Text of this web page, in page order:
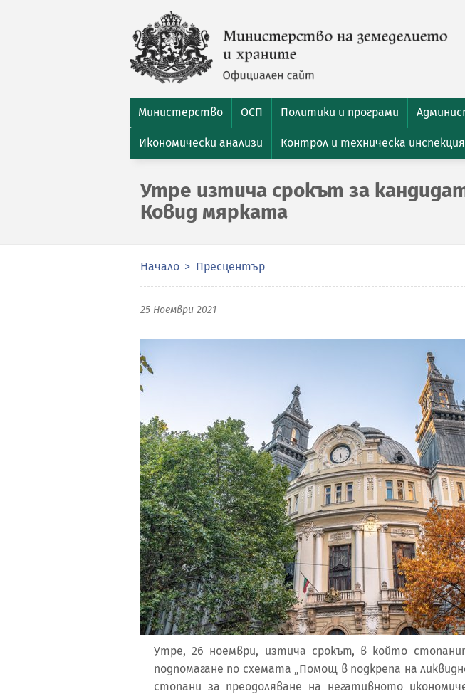
Министерство ОСП Политики и програми
Икономически анализи Контрол и техническа инспекция
Утре изтича срокът за
Ковид мярката
Начало Пресцентър
25 Ноември 2021
Утре, 26 ноември, изтича срокът, в който
подпомагане по схемата „Помощ в подкрепа на
стопани за преодоляване на негативното